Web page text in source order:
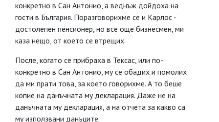
конкретно в Сан Антонио, а веднъж дойдоха на
гости в България. Поразговорихме се и Карлос -
достолепен пенсионер, но все още бизнесмен, ми
каза нещо, от което се втрещих.
После, когато се прибраха в Тексас, или по-
конкретно в Сан Антонио, му се обадих и помолих
да ми прати това, за което говорихме. А то беше
копие на данъчната му декларация. Даже не на
данъчната му декларация, а на отчета за какво са
му използвани данъците.